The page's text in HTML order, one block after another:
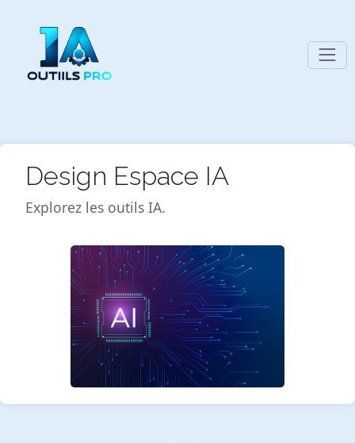
Design Espace IA
Explorez les outils IA.